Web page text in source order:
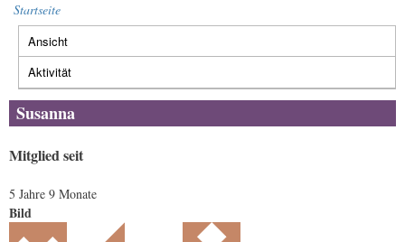
Pfadnavigation
Startseite
Primäre
Reiter
Ansicht
Reiter)
Aktivität
Susanna
Mitglied seit
5 Jahre 9 Monate
Bild